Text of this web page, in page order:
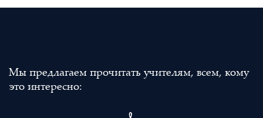
Мы предлагаем прочитать учителям, всем, кому
это интересно: